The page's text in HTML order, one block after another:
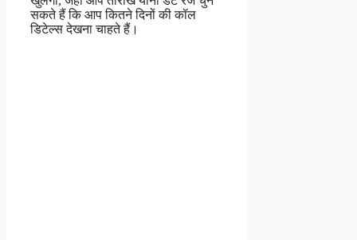
सकते हैं कि आप कितने दिनों की कॉल
डिटेल्स देखना चाहते हैं।